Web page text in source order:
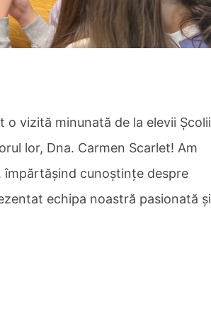
o vizită minunată de la elevii Școlii
lor, Dna. Carmen Scarlet! Am
împărtășind cunoștințe despre
echipa noastră pasionată și